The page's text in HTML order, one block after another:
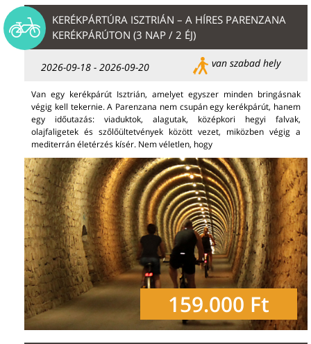
KERÉKPÁRTÚRA ISZTRIÁN – A HÍRES PARENZANA
KERÉKPÁRÚTON (3 NAP / 2 ÉJ)
2026-09-18 - 2026-09-20 van szabad hely
Van egy kerékpárút Isztrián, amelyet egyszer minden bringásnak
végig kell tekernie. A Parenzana nem csupán egy kerékpárút, hanem
egy időutazás: viaduktok, alagutak, középkori hegyi falvak,
olajfaligetek és szőlőültetvények között vezet, miközben végig a
mediterrán életérzés kísér. Nem véletlen, hogy
159.000 Ft